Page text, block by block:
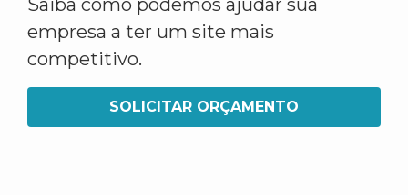
Saiba como podemos ajudar sua
empresa a ter um site mais
competitivo.
SOLICITAR ORÇAMENTO